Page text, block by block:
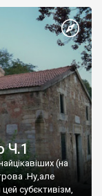
Ч.1
(на
.Ну,але
субєктивізм,